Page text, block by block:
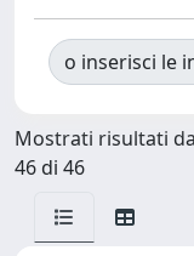
o inserisci le
Mostrati risultati
46 di 46